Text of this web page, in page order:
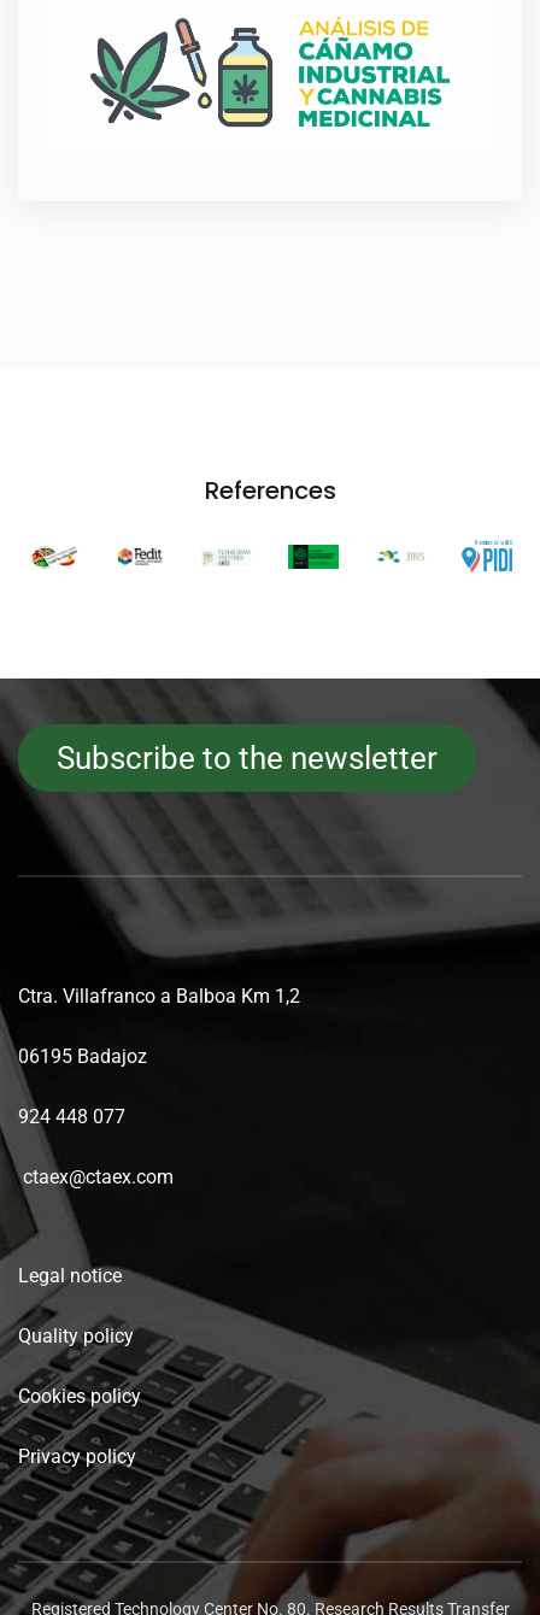
References
Subscribe to the newsletter
Ctra. Villafranco a Balboa Km 1,2
06195 Badajoz
924 448 077
ctaex@ctaex.com
Legal notice
Quality policy
Cookies policy
Privacy policy
Registered Technology Center No. 80. Research Results Transfer